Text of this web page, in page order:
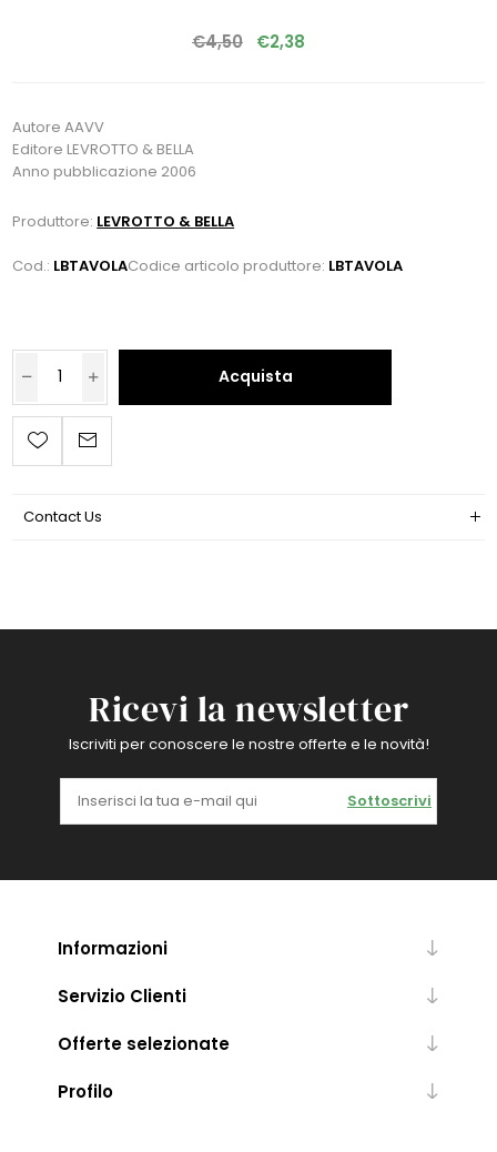
€4,50 €2,38
Autore AAVV
Editore LEVROTTO & BELLA
Anno pubblicazione 2006
Produttore: LEVROTTO & BELLA
Cod.: LBTAVOLACodice articolo produttore: LBTAVOLA
Acquista
Contact Us
Ricevi la newsletter
Iscriviti per conoscere le nostre offerte e le novità!
Sottoscrivi
Informazioni
Servizio Clienti
Offerte selezionate
Profilo